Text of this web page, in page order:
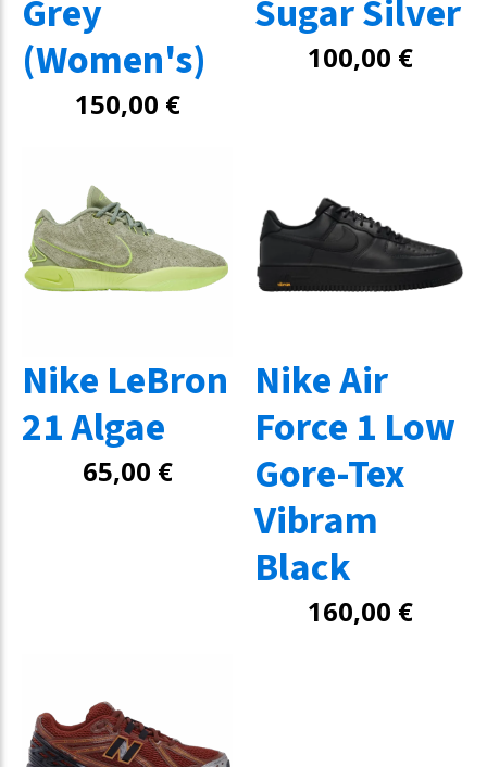
Grey
(Women's)
150,00 €
Sugar Silver
100,00 €
Nike LeBron
21 Algae
65,00 €
Nike Air
Force 1 Low
Gore-Tex
Vibram
Black
160,00 €